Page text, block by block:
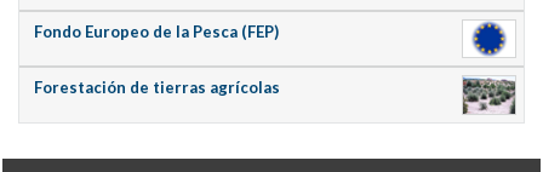
Fondo Europeo de la Pesca (FEP)
Forestación de tierras agrícolas